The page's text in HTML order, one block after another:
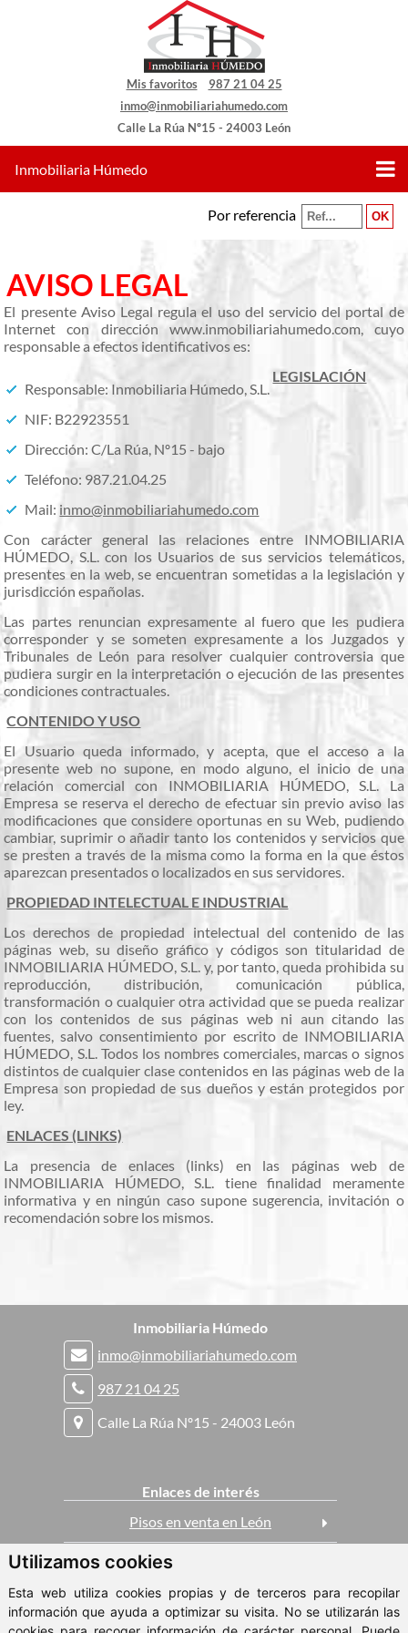
Utilizamos cookies
Esta web utiliza cookies propias y de terceros para recopilar
información que ayuda a optimizar su visita. No se utilizarán las
Mis favoritos
987 21 04 25
inmo@inmobiliariahumedo.com
Calle La Rúa Nº15 - 24003 León
Inmobiliaria Húmedo
Por referencia
AVISO LEGAL
El presente Aviso Legal regula el uso del servicio del portal de
Internet con dirección www.inmobiliariahumedo.com, cuyo
responsable a efectos identificativos es:
Responsable: Inmobiliaria Húmedo, S.L.
NIF: B22923551
Dirección: C/La Rúa, Nº15 - bajo
Teléfono: 987.21.04.25
Mail: inmo@inmobiliariahumedo.com
LEGISLACIÓN
Con carácter general las relaciones entre INMOBILIARIA
HÚMEDO, S.L. con los Usuarios de sus servicios telemáticos,
presentes en la web, se encuentran sometidas a la legislación y
jurisdicción españolas.
Las partes renuncian expresamente al fuero que les pudiera
corresponder y se someten expresamente a los Juzgados y
Tribunales de León para resolver cualquier controversia que
pudiera surgir en la interpretación o ejecución de las presentes
condiciones contractuales.
CONTENIDO Y USO
El Usuario queda informado, y acepta, que el acceso a la
presente web no supone, en modo alguno, el inicio de una
relación comercial con INMOBILIARIA HÚMEDO, S.L. La
Empresa se reserva el derecho de efectuar sin previo aviso las
modificaciones que considere oportunas en su Web, pudiendo
cambiar, suprimir o añadir tanto los contenidos y servicios que
se presten a través de la misma como la forma en la que éstos
aparezcan presentados o localizados en sus servidores.
PROPIEDAD INTELECTUAL E INDUSTRIAL
Los derechos de propiedad intelectual del contenido de las
páginas web, su diseño gráfico y códigos son titularidad de
INMOBILIARIA HÚMEDO, S.L. y, por tanto, queda prohibida su
reproducción, distribución, comunicación pública,
transformación o cualquier otra actividad que se pueda realizar
con los contenidos de sus páginas web ni aun citando las
fuentes, salvo consentimiento por escrito de INMOBILIARIA
HÚMEDO, S.L. Todos los nombres comerciales, marcas o signos
distintos de cualquier clase contenidos en las páginas web de la
Empresa son propiedad de sus dueños y están protegidos por
ley.
ENLACES (LINKS)
La presencia de enlaces (links) en las páginas web de
INMOBILIARIA HÚMEDO, S.L. tiene finalidad meramente
informativa y en ningún caso supone sugerencia, invitación o
recomendación sobre los mismos.
Inmobiliaria Húmedo
inmo@inmobiliariahumedo.com
987 21 04 25
Calle La Rúa Nº15 - 24003 León
Enlaces de interés
Pisos en venta en León
Casas en venta en León
Pisos en alquiler en León